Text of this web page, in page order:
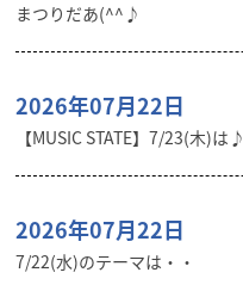
まつりだあ(^^♪
2026年07月22日
【MUSIC STATE】7/23(木)は♪
2026年07月22日
7/22(水)のテーマは・・